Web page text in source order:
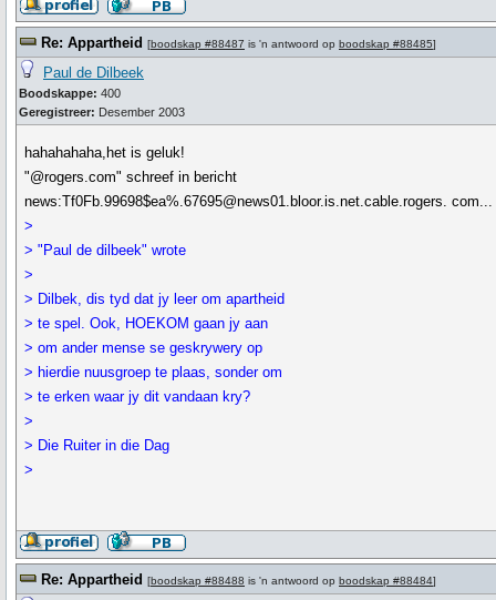
Re: Appartheid [boodskap #88487 is 'n antwoord op boodskap #88485]
Paul de Dilbeek
Boodskappe: 400
Geregistreer: Desember 2003
hahahahaha,het is geluk!
"@rogers.com" schreef in bericht
news:Tf0Fb.99698$ea%.67695@news01.bloor.is.net.cable.rogers. com...
>
> "Paul de dilbeek" wrote
>
> Dilbek, dis tyd dat jy leer om apartheid
> te spel. Ook, HOEKOM gaan jy aan
> om ander mense se geskrywery op
> hierdie nuusgroep te plaas, sonder om
> te erken waar jy dit vandaan kry?
>
> Die Ruiter in die Dag
>
Re: Appartheid [boodskap #88488 is 'n antwoord op boodskap #88484]